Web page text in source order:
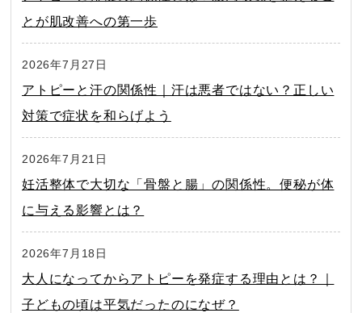
とが肌改善への第一歩
2026年7月27日
アトピーと汗の関係性｜汗は悪者ではない？正しい
対策で症状を和らげよう
2026年7月21日
妊活整体で大切な「骨盤と腸」の関係性。便秘が体
に与える影響とは？
2026年7月18日
大人になってからアトピーを発症する理由とは？｜
子どもの頃は平気だったのになぜ？